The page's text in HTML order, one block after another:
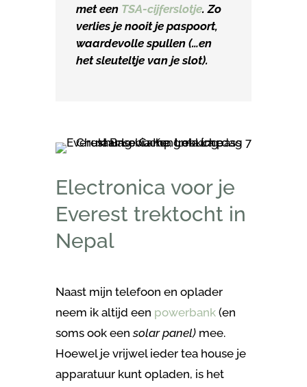
met een TSA-cijferslotje. Zo
verlies je nooit je paspoort,
waardevolle spullen (…en
het sleuteltje van je slot).
Electronica voor je
Everest trektocht in
Nepal
Naast mijn telefoon en oplader
neem ik altijd een powerbank(en
soms ook een solar panel)mee.
Hoewel je vrijwel ieder tea house je
apparatuur kunt opladen, is het